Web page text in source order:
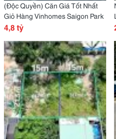
(Độc Quyền) Căn Giá Tốt Nhất
Giỏ Hàng Vinhomes Saigon Park
4,8 tỷ